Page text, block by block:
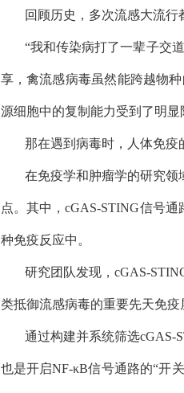
回顾历史，多次流感大流
“我和传染病打了一辈子交
享，禽流感病毒虽然能跨越物
源细胞中的复制能力受到了明显
那在遇到病毒时，人体免疫
在免疫学和肿瘤学的研究领
点。其中，cGAS-STING信号通
种免疫反应中。
研究团队发现，cGAS-
类抵御流感病毒的重要先天免疫
通过构建并系统筛选cGAS-
也是开启NF-κB信号通路的“开